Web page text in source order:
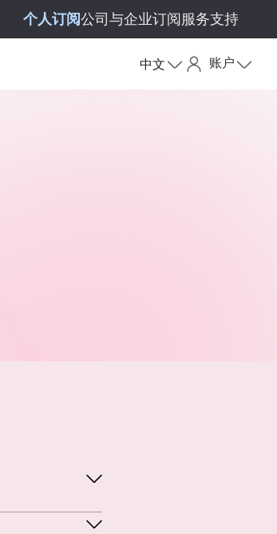
个人订阅公司与企业订阅服务支持
中文 账户